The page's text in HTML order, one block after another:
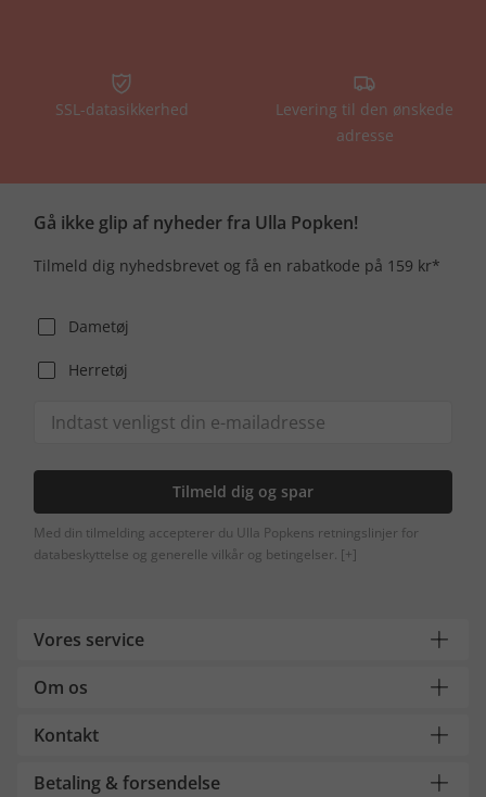
SSL-datasikkerhed
Levering til den ønskede
adresse
Gå ikke glip af nyheder fra Ulla Popken!
Tilmeld dig nyhedsbrevet og få en rabatkode på 159 kr*
Dametøj
Herretøj
Tilmeld dig og spar
Med din tilmelding accepterer du Ulla Popkens retningslinjer for
databeskyttelse og generelle vilkår og betingelser. [+]
Vores service
Om os
Kontakt
Betaling & forsendelse